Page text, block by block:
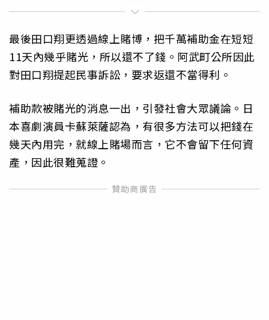
最後田口翔更透過線上賭博，把千萬補助金在短短
11天內幾乎賭光，所以還不了錢。阿武町公所因此
對田口翔提起民事訴訟，要求返還不當得利。
補助款被賭光的消息一出，引發社會大眾議論。日
本喜劇演員卡蘇萊薩認為，有很多方法可以把錢在
幾天內用完，就線上賭場而言，它不會留下任何資
產，因此很難蒐證。